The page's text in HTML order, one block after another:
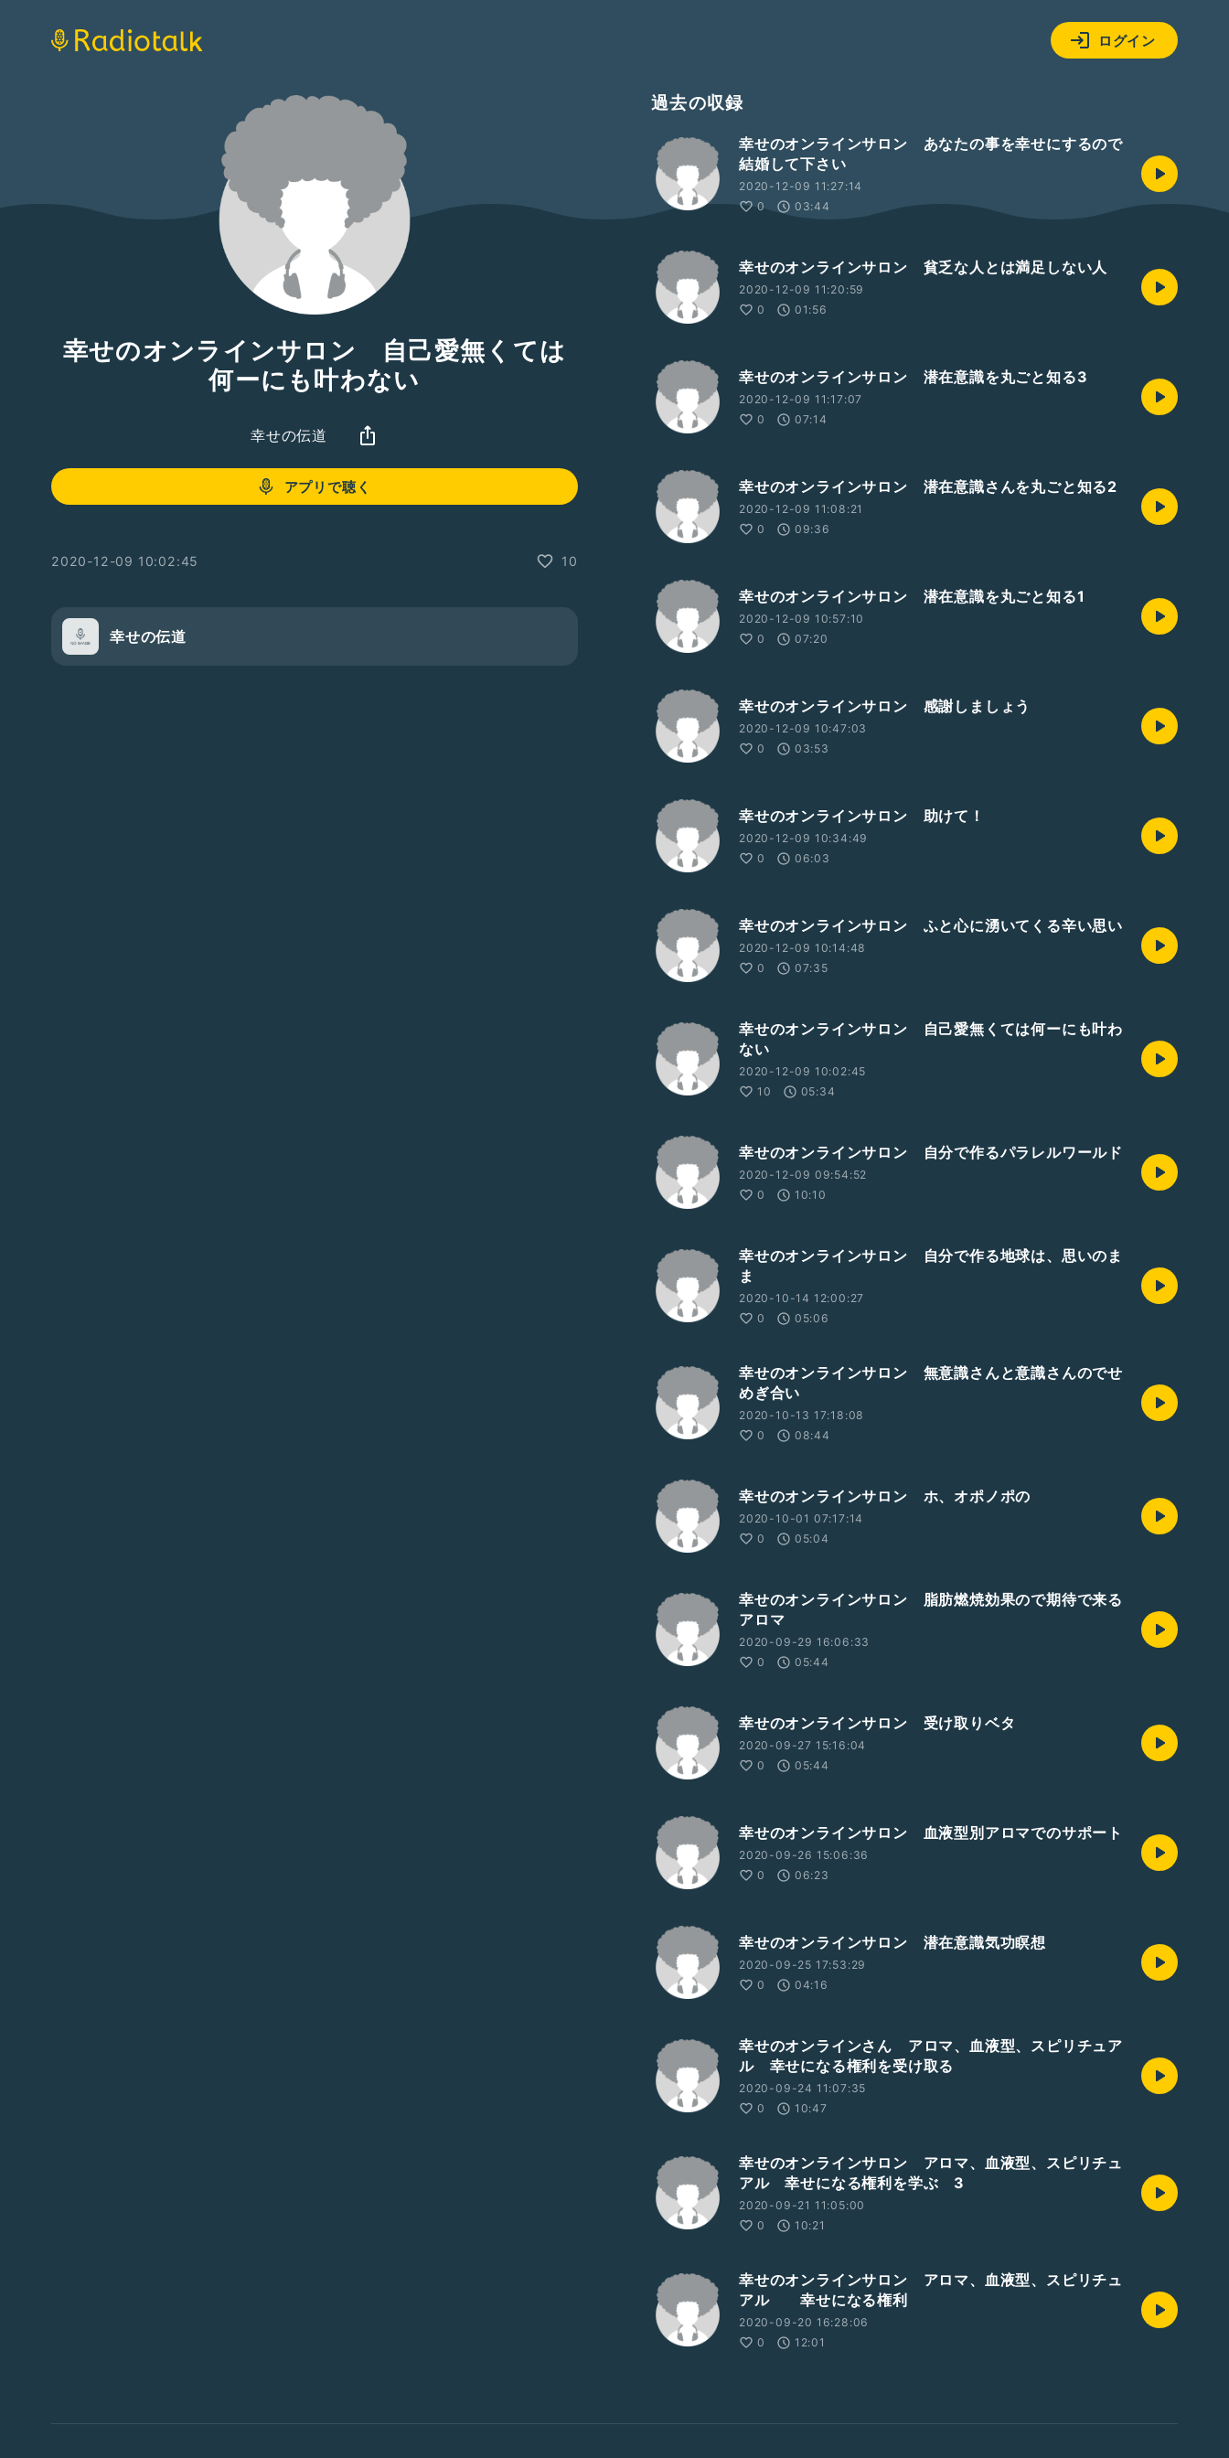
ログイン
幸せのオンラインサロン 自己愛無くては
何ーにも叶わない
幸せの伝道
アプリで聴く
2020-12-09 10:02:45 10
幸せの伝道
過去の収録
幸せのオンラインサロン あなたの事を幸せにするので
結婚して下さい
2020-12-09 11:27:14
0
03:44
幸せのオンラインサロン 貧乏な人とは満足しない人
2020-12-09 11:20:59
0
01:56
幸せのオンラインサロン 潜在意識を丸ごと知る3
2020-12-09 11:17:07
0
07:14
幸せのオンラインサロン 潜在意識さんを丸ごと知る2
2020-12-09 11:08:21
0
09:36
幸せのオンラインサロン 潜在意識を丸ごと知る1
2020-12-09 10:57:10
0
07:20
幸せのオンラインサロン 感謝しましょう
2020-12-09 10:47:03
0
03:53
幸せのオンラインサロン 助けて！
2020-12-09 10:34:49
0
06:03
幸せのオンラインサロン ふと心に湧いてくる辛い思い
2020-12-09 10:14:48
0
07:35
幸せのオンラインサロン 自己愛無くては何ーにも叶わ
ない
2020-12-09 10:02:45
10
05:34
幸せのオンラインサロン 自分で作るパラレルワールド
2020-12-09 09:54:52
0
10:10
幸せのオンラインサロン 自分で作る地球は、思いのま
ま
2020-10-14 12:00:27
0
05:06
幸せのオンラインサロン 無意識さんと意識さんのでせ
めぎ合い
2020-10-13 17:18:08
0
08:44
幸せのオンラインサロン ホ、オポノポの
2020-10-01 07:17:14
0
05:04
幸せのオンラインサロン 脂肪燃焼効果ので期待で来る
アロマ
2020-09-29 16:06:33
0
05:44
幸せのオンラインサロン 受け取りベタ
2020-09-27 15:16:04
0
05:44
幸せのオンラインサロン 血液型別アロマでのサポート
2020-09-26 15:06:36
0
06:23
幸せのオンラインサロン 潜在意識気功瞑想
2020-09-25 17:53:29
0
04:16
幸せのオンラインさん アロマ、血液型、スピリチュア
ル 幸せになる権利を受け取る
2020-09-24 11:07:35
0
10:47
幸せのオンラインサロン アロマ、血液型、スピリチュ
アル 幸せになる権利を学ぶ 3
2020-09-21 11:05:00
0
10:21
幸せのオンラインサロン アロマ、血液型、スピリチュ
アル 幸せになる権利
2020-09-20 16:28:06
0
12:01